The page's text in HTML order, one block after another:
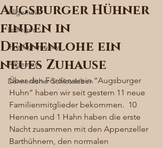
Allgemein
Loslegen
Ihre Community
Allgemein
Dennenloher Schlossleben
Augsburger Hühner
finden in
Dennenlohe ein
neues Zuhause
Über den Förderverein “Augsburger
Huhn” haben wir seit gestern 11 neue
Familienmitglieder bekommen.  10
Hennen und 1 Hahn haben die erste
Nacht zusammen mit den Appenzeller
Barthühnern, den normalen